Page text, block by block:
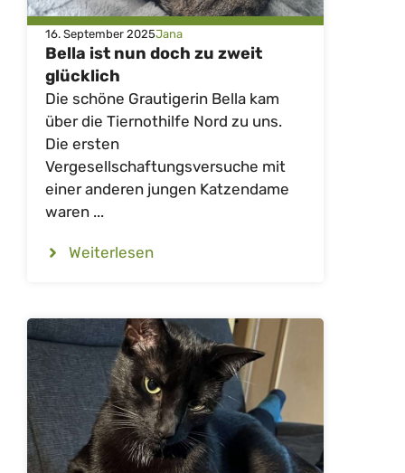
16. September 2025Jana
Bella ist nun doch zu zweit
glücklich
Die schöne Grautigerin Bella kam
über die Tiernothilfe Nord zu uns.
Die ersten
Vergesellschaftungsversuche mit
einer anderen jungen Katzendame
waren ...
Weiterlesen